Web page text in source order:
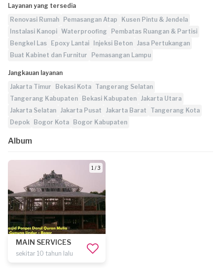
Layanan yang tersedia
Renovasi Rumah
Pemasangan Atap
Kusen Pintu & Jendela
Instalasi Kanopi Waterproofing
Pembatas Ruangan & Partisi
Bengkel Las
Epoxy Lantai Injeksi Beton Jasa Pertukangan
Buat Kabinet dan Furnitur
Pemasangan Lampu
Jangkauan layanan
Jakarta Timur
Bekasi Kota Tangerang Selatan
Tangerang Kabupaten
Bekasi Kabupaten Jakarta Utara
Jakarta Selatan Jakarta Pusat Jakarta Barat
Tangerang Kota
Depok
Bogor Kota Bogor Kabupaten
Album
1 / 3
MAIN SERVICES
sekitar 10 tahun lalu